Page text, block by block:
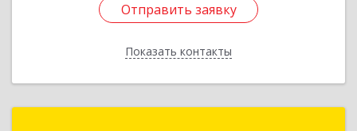
Отправить заявку
Показать контакты
Отправить заявку
Назад